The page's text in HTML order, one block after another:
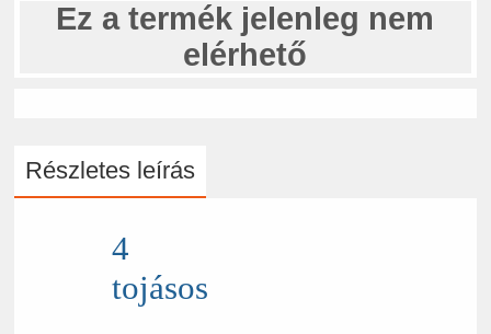
Ez a termék jelenleg nem
elérhető
Részletes leírás
4
tojásos